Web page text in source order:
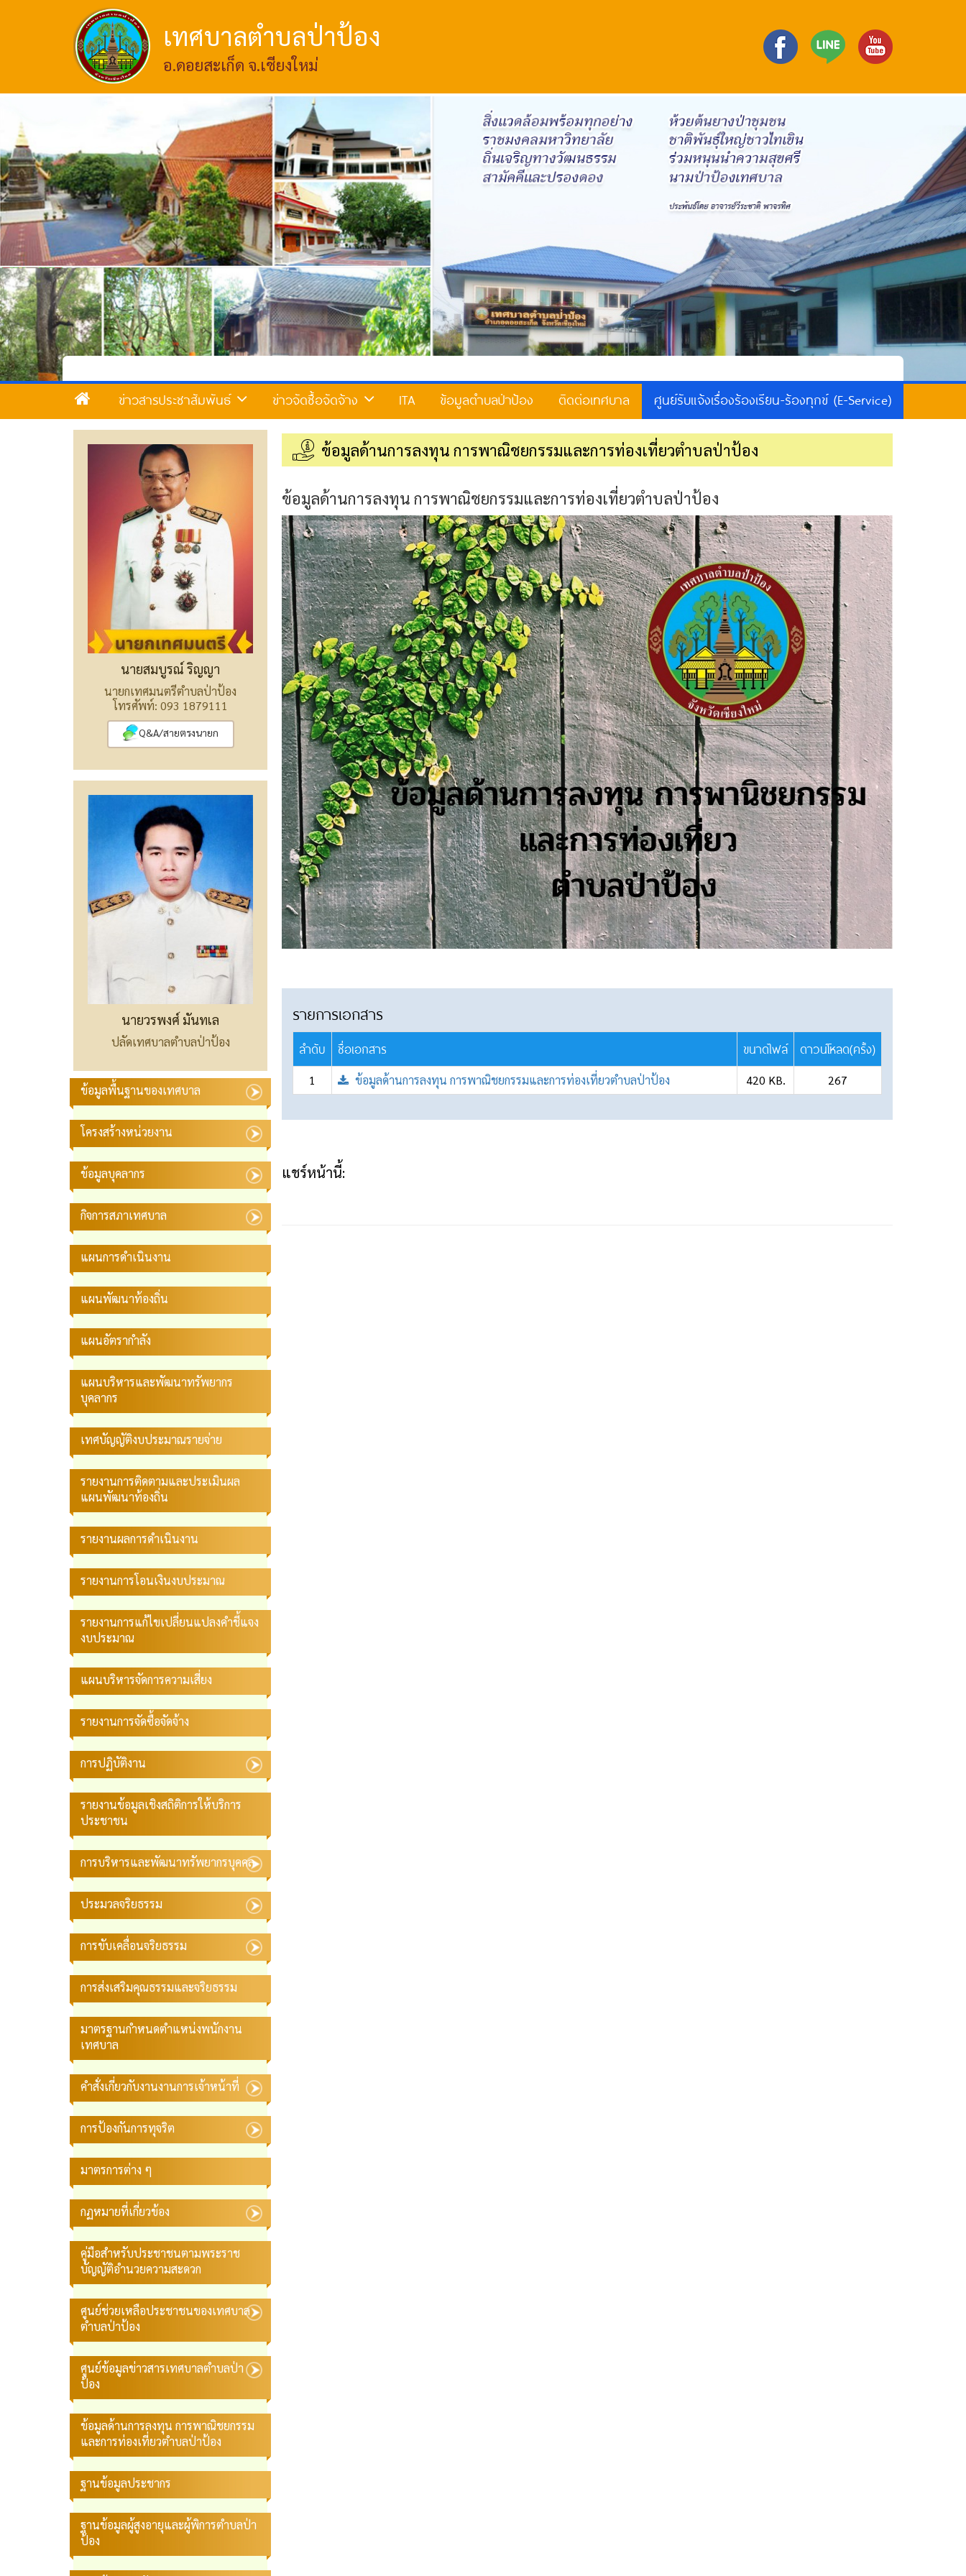
เทศบาลตำบลป่าป้อง
อ.ดอยสะเก็ด จ.เชียงใหม่
ข่าวสารประชาสัมพันธ์ ข่าวจัดซื้อจัดจ้าง ITA ข้อมูลตำบลป่าป้อง ติดต่อเทศบาล ศูนย์รับแจ้งเรื่องร้องเรียน-ร้องทุกข์ (E-Service)
นายสมบูรณ์ ริญญา
นายกเทศมนตรีตำบลป่าป้อง
โทรศัพท์: 093 1879111
Q&A/สายตรงนายก
นายวรพงศ์ มันทเล
ปลัดเทศบาลตำบลป่าป้อง
ข้อมูลพื้นฐานของเทศบาล
โครงสร้างหน่วยงาน
ข้อมูลบุคลากร
กิจการสภาเทศบาล
แผนการดำเนินงาน
แผนพัฒนาท้องถิ่น
แผนอัตรากำลัง
แผนบริหารและพัฒนาทรัพยากร
บุคลากร
เทศบัญญัติงบประมาณรายจ่าย
รายงานการติดตามและประเมินผล
แผนพัฒนาท้องถิ่น
รายงานผลการดำเนินงาน
รายงานการโอนเงินงบประมาณ
รายงานการแก้ไขเปลี่ยนแปลงคำชี้แจง
งบประมาณ
แผนบริหารจัดการความเสี่ยง
รายงานการจัดซื้อจัดจ้าง
การปฏิบัติงาน
รายงานข้อมูลเชิงสถิติการให้บริการ
ประชาชน
การบริหารและพัฒนาทรัพยากรบุคคล
ประมวลจริยธรรม
การขับเคลื่อนจริยธรรม
การส่งเสริมคุณธรรมและจริยธรรม
มาตรฐานกำหนดตำแหน่งพนักงาน
เทศบาล
คำสั่งเกี่ยวกับงานงานการเจ้าหน้าที่
การป้องกันการทุจริต
มาตรการต่าง ๆ
กฏหมายที่เกี่ยวข้อง
คู่มือสำหรับประชาชนตามพระราช
บัญญัติอำนวยความสะดวก
ศูนย์ช่วยเหลือประชาชนของเทศบาล
ตำบลป่าป้อง
ศูนย์ข้อมูลข่าวสารเทศบาลตำบลป่า
ป้อง
ข้อมูลด้านการลงทุน การพาณิชยกรรม
และการท่องเที่ยวตำบลป่าป้อง
ฐานข้อมูลประชากร
ฐานข้อมูลผู้สูงอายุและผู้พิการตำบลป่า
ป้อง
ข้อมูลด้านการลงทุน การพาณิชยกรรมและการท่องเที่ยวตำบลป่าป้อง
ข้อมูลด้านการลงทุน การพาณิชยกรรมและการท่องเที่ยวตำบลป่าป้อง
รายการเอกสาร
ลำดับ ชื่อเอกสาร ขนาดไฟล์ ดาวน์โหลด(ครั้ง)
1 ข้อมูลด้านการลงทุน การพาณิชยกรรมและการท่องเที่ยวตำบลป่าป้อง 420 KB. 267
แชร์หน้านี้: